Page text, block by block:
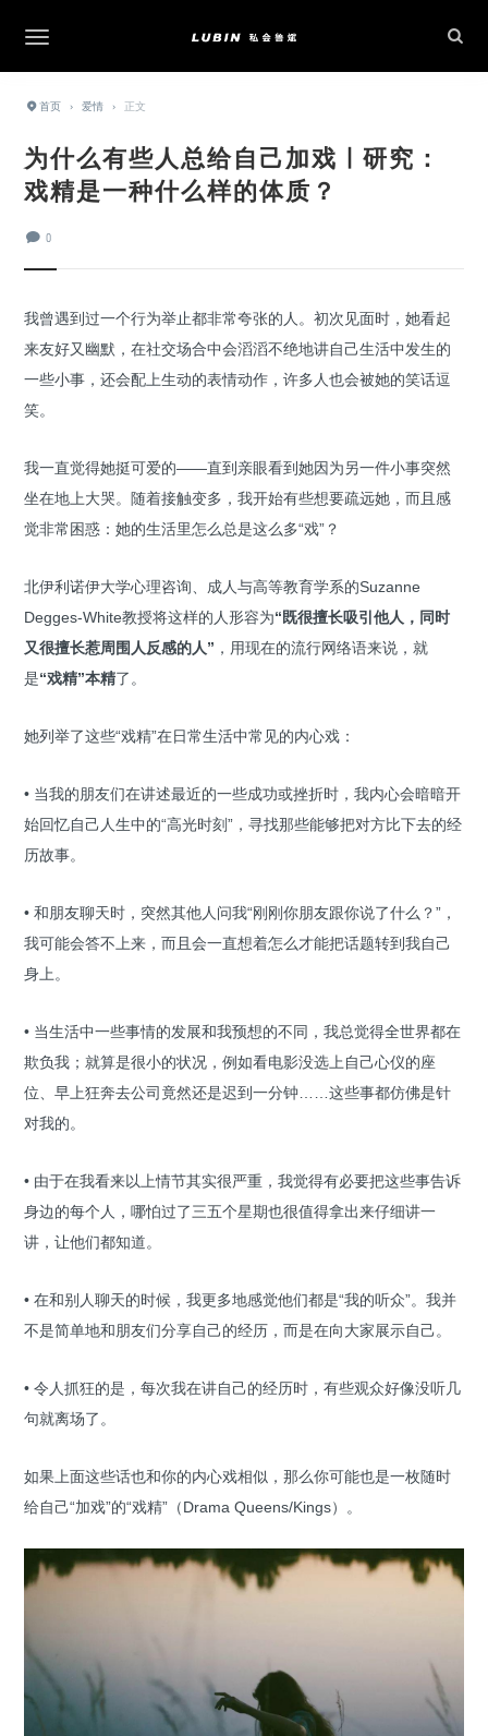
首页 › 爱情 › 正文
为什么有些人总给自己加戏 | 研究：
戏精是一种什么样的体质？
0
我曾遇到过一个行为举止都非常夸张的人。初次见面时，她看起
来友好又幽默，在社交场合中会滔滔不绝地讲自己生活中发生的
一些小事，还会配上生动的表情动作，许多人也会被她的笑话逗
笑。
我一直觉得她挺可爱的——直到亲眼看到她因为另一件小事突然
坐在地上大哭。随着接触变多，我开始有些想要疏远她，而且感
觉非常困惑：她的生活里怎么总是这么多“戏”？
北伊利诺伊大学心理咨询、成人与高等教育学系的Suzanne
Degges-White教授将这样的人形容为“既很擅长吸引他人，同时
又很擅长惹周围人反感的人” ，用现在的流行网络语来说，就
是“戏精”本精了。
她列举了这些“戏精”在日常生活中常见的内心戏：
• 当我的朋友们在讲述最近的一些成功或挫折时，我内心会暗暗开
始回忆自己人生中的“高光时刻”，寻找那些能够把对方比下去的经
历故事。
• 和朋友聊天时，突然其他人问我“刚刚你朋友跟你说了什么？”，
我可能会答不上来，而且会一直想着怎么才能把话题转到我自己
身上。
• 当生活中一些事情的发展和我预想的不同，我总觉得全世界都在
欺负我；就算是很小的状况，例如看电影没选上自己心仪的座
位、早上狂奔去公司竟然还是迟到一分钟……这些事都仿佛是针
对我的。
• 由于在我看来以上情节其实很严重，我觉得有必要把这些事告诉
身边的每个人，哪怕过了三五个星期也很值得拿出来仔细讲一
讲，让他们都知道。
• 在和别人聊天的时候，我更多地感觉他们都是“我的听众”。我并
不是简单地和朋友们分享自己的经历，而是在向大家展示自己。
• 令人抓狂的是，每次我在讲自己的经历时，有些观众好像没听几
句就离场了。
如果上面这些话也和你的内心戏相似，那么你可能也是一枚随时
给自己“加戏”的“戏精”（Drama Queens/Kings）。